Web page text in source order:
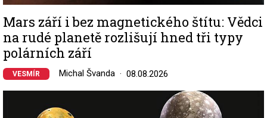
Mars září i bez magnetického štítu: Vědci
na rudé planetě rozlišují hned tři typy
polárních září
VESMÍR Michal Švanda 08.08.2026